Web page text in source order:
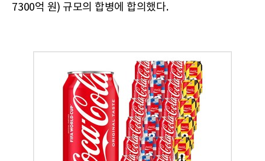
7300억 원) 규모의 합병에 합의했다.